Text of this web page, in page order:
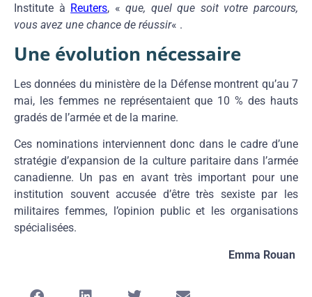
Institute à Reuters, «que, quel que soit votre parcours,
vous avez une chance de réussir« .
Une évolution nécessaire
Les données du ministère de la Défense montrent qu’au 7
mai, les femmes ne représentaient que 10 % des hauts
gradés de l’armée et de la marine.
Ces nominations interviennent donc dans le cadre d’une
stratégie d’expansion de la culture paritaire dans l’armée
canadienne. Un pas en avant très important pour une
institution souvent accusée d’être très sexiste par les
militaires femmes, l’opinion public et les organisations
spécialisées.
Emma Rouan